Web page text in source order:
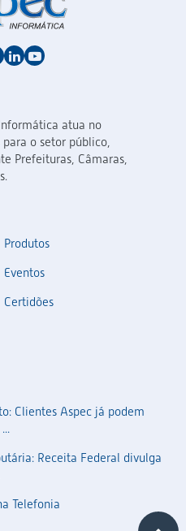
atua no
o setor público,
Prefeituras, Câmaras,
Produtos
Eventos
Certidões
Clientes Aspec já podem
Receita Federal divulga
Telefonia